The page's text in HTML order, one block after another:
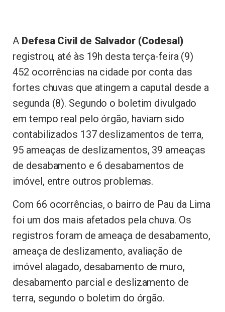
A Defesa Civil de Salvador (Codesal)
registrou, até às 19h desta terça-feira (9)
452 ocorrências na cidade por conta das
fortes chuvas que atingem a caputal desde a
segunda (8). Segundo o boletim divulgado
em tempo real pelo órgão, haviam sido
contabilizados 137 deslizamentos de terra,
95 ameaças de deslizamentos, 39 ameaças
de desabamento e 6 desabamentos de
imóvel, entre outros problemas.
Com 66 ocorrências, o bairro de Pau da Lima
foi um dos mais afetados pela chuva. Os
registros foram de ameaça de desabamento,
ameaça de deslizamento, avaliação de
imóvel alagado, desabamento de muro,
desabamento parcial e deslizamento de
terra, segundo o boletim do órgão.